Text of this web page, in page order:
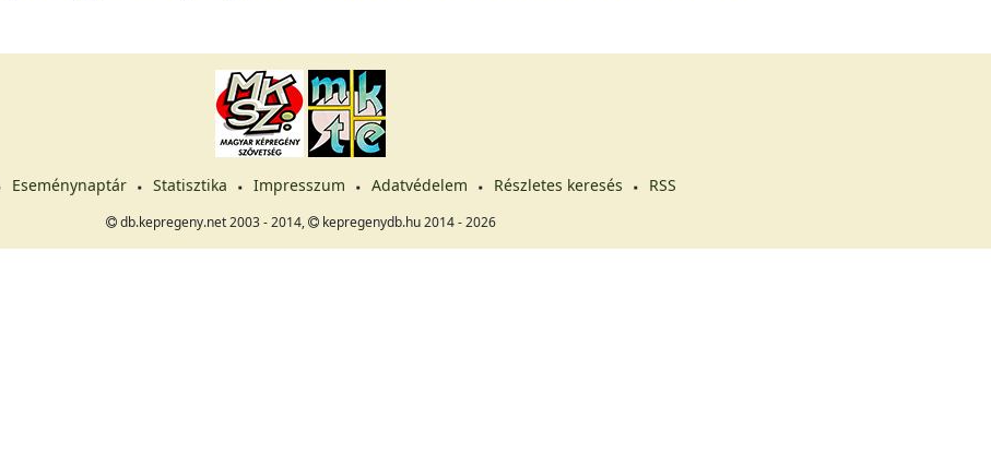
Eseménynaptár Statisztika Impresszum Adatvédelem Részletes keresés RSS
db.kepregeny.net 2003 - 2014, kepregenydb.hu 2014 - 2026